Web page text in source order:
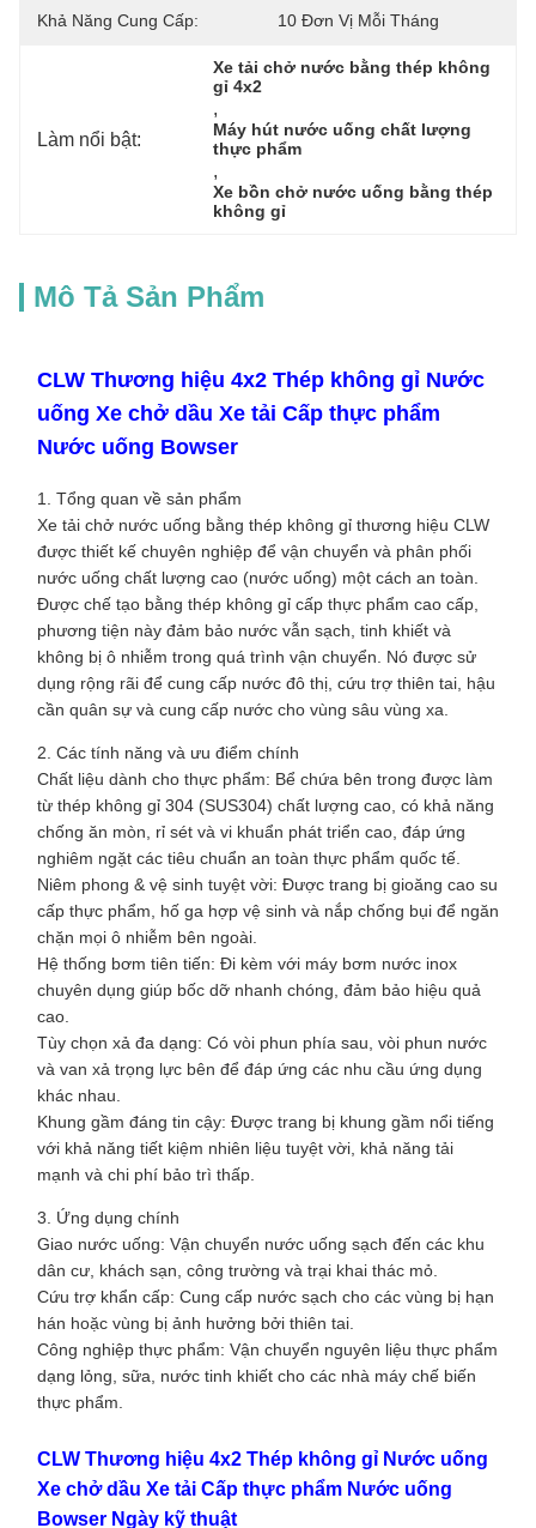
Khả Năng Cung Cấp: 10 Đơn Vị Mỗi Tháng
Làm nổi bật:
Xe tải chở nước bằng thép không
gỉ 4x2
,
Máy hút nước uống chất lượng
thực phẩm
,
Xe bồn chở nước uống bằng thép
không gỉ
Mô Tả Sản Phẩm
CLW Thương hiệu 4x2 Thép không gỉ Nước
uống Xe chở dầu Xe tải Cấp thực phẩm
Nước uống Bowser
1. Tổng quan về sản phẩm
Xe tải chở nước uống bằng thép không gỉ thương hiệu CLW
được thiết kế chuyên nghiệp để vận chuyển và phân phối
nước uống chất lượng cao (nước uống) một cách an toàn.
Được chế tạo bằng thép không gỉ cấp thực phẩm cao cấp,
phương tiện này đảm bảo nước vẫn sạch, tinh khiết và
không bị ô nhiễm trong quá trình vận chuyển. Nó được sử
dụng rộng rãi để cung cấp nước đô thị, cứu trợ thiên tai, hậu
cần quân sự và cung cấp nước cho vùng sâu vùng xa.
2. Các tính năng và ưu điểm chính
Chất liệu dành cho thực phẩm: Bể chứa bên trong được làm
từ thép không gỉ 304 (SUS304) chất lượng cao, có khả năng
chống ăn mòn, rỉ sét và vi khuẩn phát triển cao, đáp ứng
nghiêm ngặt các tiêu chuẩn an toàn thực phẩm quốc tế.
Niêm phong & vệ sinh tuyệt vời: Được trang bị gioăng cao su
cấp thực phẩm, hố ga hợp vệ sinh và nắp chống bụi để ngăn
chặn mọi ô nhiễm bên ngoài.
Hệ thống bơm tiên tiến: Đi kèm với máy bơm nước inox
chuyên dụng giúp bốc dỡ nhanh chóng, đảm bảo hiệu quả
cao.
Tùy chọn xả đa dạng: Có vòi phun phía sau, vòi phun nước
và van xả trọng lực bên để đáp ứng các nhu cầu ứng dụng
khác nhau.
Khung gầm đáng tin cậy: Được trang bị khung gầm nổi tiếng
với khả năng tiết kiệm nhiên liệu tuyệt vời, khả năng tải
mạnh và chi phí bảo trì thấp.
3. Ứng dụng chính
Giao nước uống: Vận chuyển nước uống sạch đến các khu
dân cư, khách sạn, công trường và trại khai thác mỏ.
Cứu trợ khẩn cấp: Cung cấp nước sạch cho các vùng bị hạn
hán hoặc vùng bị ảnh hưởng bởi thiên tai.
Công nghiệp thực phẩm: Vận chuyển nguyên liệu thực phẩm
dạng lỏng, sữa, nước tinh khiết cho các nhà máy chế biến
thực phẩm.
CLW Thương hiệu 4x2 Thép không gỉ Nước uống
Xe chở dầu Xe tải Cấp thực phẩm Nước uống
Bowser Ngày kỹ thuật